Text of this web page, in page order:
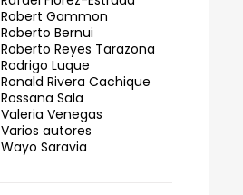
Robert Gammon
Roberto Bernui
Roberto Reyes Tarazona
Rodrigo Luque
Ronald Rivera Cachique
Rossana Sala
Valeria Venegas
Varios autores
Wayo Saravia